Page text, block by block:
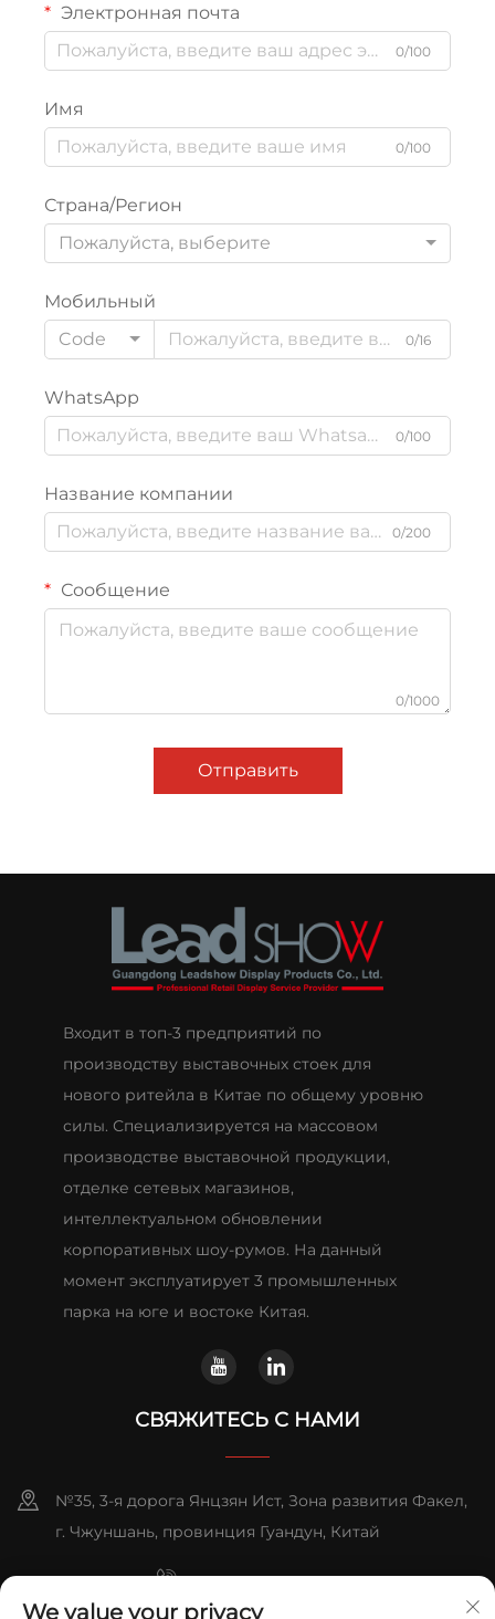
Электронная почта
0/100
Имя
0/100
Страна/Регион
Пожалуйста, выберите
Мобильный
Code
0/16
WhatsApp
0/100
Название компании
0/200
Сообщение
0/1000
Отправить
Входит в топ-3 предприятий по
производству выставочных стоек для
нового ритейла в Китае по общему уровню
силы. Специализируется на массовом
производстве выставочной продукции,
отделке сетевых магазинов,
интеллектуальном обновлении
корпоративных шоу-румов. На данный
момент эксплуатирует 3 промышленных
парка на юге и востоке Китая.
СВЯЖИТЕСЬ С НАМИ
№35, 3-я дорога Янцзян Ист, Зона развития Факел,
г. Чжуншань, провинция Гуандун, Китай
+86-076023631800
We value your privacy